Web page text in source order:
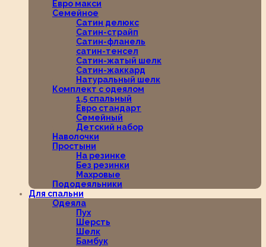
Евро макси
Семейное
Сатин делюкс
Сатин-страйп
Сатин-фланель
сатин-тенсел
Сатин-жатый шелк
Сатин-жаккард
Натуральный шелк
Комплект с одеялом
1,5 спальный
Евро стандарт
Семейный
Детский набор
Наволочки
Простыни
На резинке
Без резинки
Махровые
Пододеяльники
Для спальни
Одеяла
Пух
Шерсть
Шелк
Бамбук